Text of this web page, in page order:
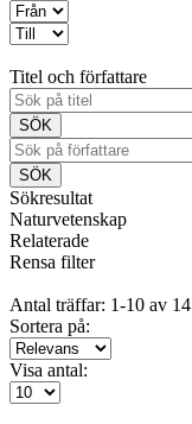
Titel och författare
Sökresultat
Naturvetenskap
Relaterade
Rensa filter
Antal träffar: 1-10 av 14
Sortera på:
Visa antal: